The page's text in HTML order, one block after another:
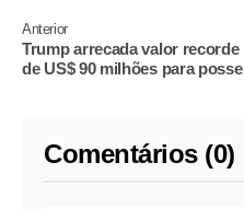
Anterior
Trump arrecada valor recorde
de US$ 90 milhões para posse
Comentários (0)